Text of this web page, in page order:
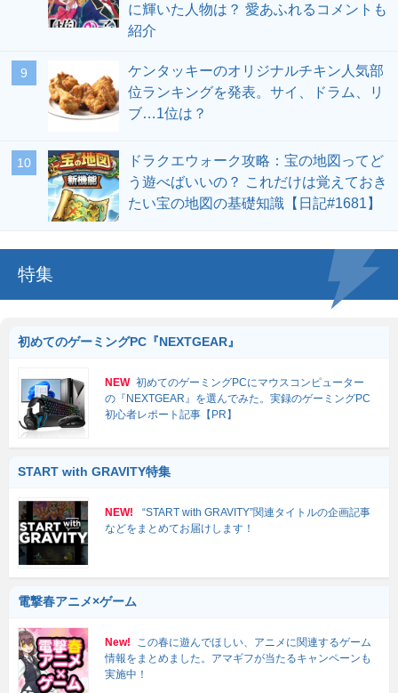
に輝いた人物は？ 愛あふれるコメントも
紹介
ケンタッキーのオリジナルチキン人気部
位ランキングを発表。サイ、ドラム、リ
ブ…1位は？
ドラクエウォーク攻略：宝の地図ってど
う遊べばいいの？ これだけは覚えておき
たい宝の地図の基礎知識【日記#1681】
特集
初めてのゲーミングPC『NEXTGEAR』
NEW 初めてのゲーミングPCにマウスコンピューター
の『NEXTGEAR』を選んでみた。実録のゲーミングPC
初心者レポート記事【PR】
START with GRAVITY特集
NEW!
“START with GRAVITY”関連タイトルの企画記事
などをまとめてお届けします！
電撃春アニメ×ゲーム
New!
この春に遊んでほしい、アニメに関連するゲーム
情報をまとめました。アマギフが当たるキャンペーンも
実施中！